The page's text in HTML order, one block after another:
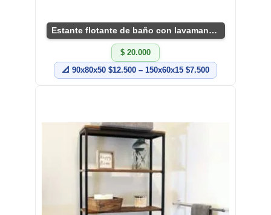
Estante flotante de baño con lavamanos integrado
$ 20.000
📐 90x80x50 $12.500 – 150x60x15 $7.500